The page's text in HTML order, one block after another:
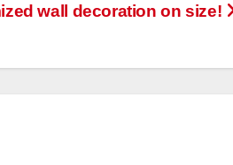
wall decoration on size!